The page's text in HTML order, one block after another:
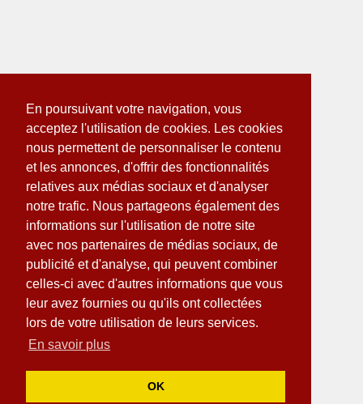
En poursuivant votre navigation, vous
acceptez l'utilisation de cookies. Les cookies
nous permettent de personnaliser le contenu
et les annonces, d'offrir des fonctionnalités
relatives aux médias sociaux et d'analyser
notre trafic. Nous partageons également des
informations sur l'utilisation de notre site
avec nos partenaires de médias sociaux, de
publicité et d'analyse, qui peuvent combiner
celles-ci avec d'autres informations que vous
leur avez fournies ou qu'ils ont collectées
lors de votre utilisation de leurs services.
En savoir plus
OK